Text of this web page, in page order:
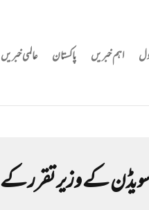
اہم خبریں پاکستان عالمی خبریں
تقرر کے 12 گھنٹے بعد مستعفی